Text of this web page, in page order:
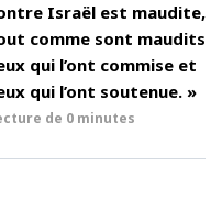
Israël est maudite,
comme sont maudits
qui l’ont commise et
qui l’ont soutenue. »
de 0 minutes